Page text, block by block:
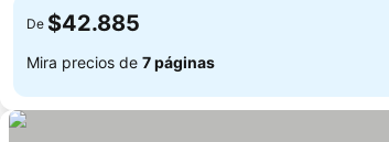
De $42.885
Mira precios de 7 páginas